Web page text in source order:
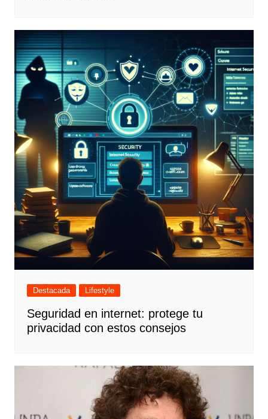
Destacada Lifestyle
Seguridad en internet: protege tu
privacidad con estos consejos